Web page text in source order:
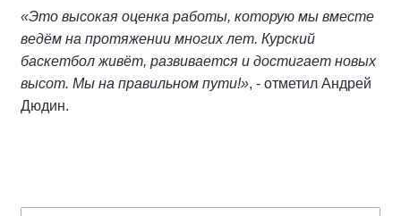
«Это высокая оценка работы, которую мы вместе
ведём на протяжении многих лет. Курский
баскетбол живёт, развивается и достигает новых
высот. Мы на правильном пути!», - отметил Андрей
Дюдин.